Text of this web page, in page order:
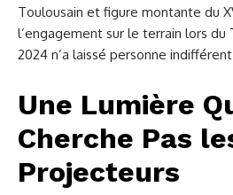
Toulousain et figure montante du
l’engagement sur le terrain lors du
2024 n’a laissé personne
Une Lumière
Cherche Pas
Projecteurs